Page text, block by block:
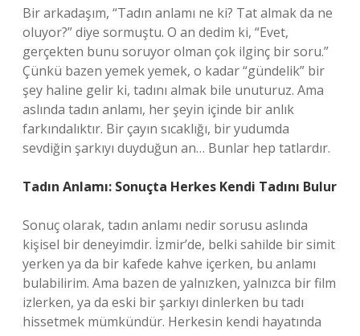
Bir arkadaşım, “Tadın anlamı ne ki? Tat almak da ne
oluyor?” diye sormuştu. O an dedim ki, “Evet,
gerçekten bunu soruyor olman çok ilginç bir soru.”
Çünkü bazen yemek yemek, o kadar “gündelik” bir
şey haline gelir ki, tadını almak bile unuturuz. Ama
aslında tadın anlamı, her şeyin içinde bir anlık
farkındalıktır. Bir çayın sıcaklığı, bir yudumda
sevdiğin şarkıyı duyduğun an… Bunlar hep tatlardır.
Tadın Anlamı: Sonuçta Herkes Kendi Tadını Bulur
Sonuç olarak, tadın anlamı nedir sorusu aslında
kişisel bir deneyimdir. İzmir’de, belki sahilde bir simit
yerken ya da bir kafede kahve içerken, bu anlamı
bulabilirim. Ama bazen de yalnızken, yalnızca bir film
izlerken, ya da eski bir şarkıyı dinlerken bu tadı
hissetmek mümkündür. Herkesin kendi hayatında